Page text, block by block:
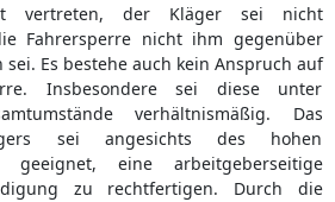
vertreten, der Kläger sei nicht
Fahrersperre nicht ihm gegenüber
Es bestehe auch kein Anspruch auf
Insbesondere sei diese unter
verhältnismäßig. Das
sei angesichts des hohen
geeignet, eine arbeitgeberseitige
zu rechtfertigen. Durch die